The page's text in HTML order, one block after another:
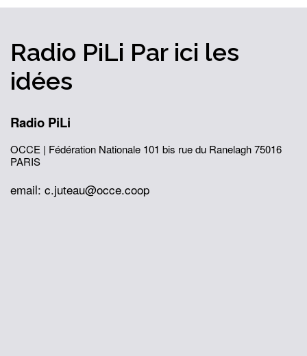
Radio PiLi Par ici les
idées
Radio PiLi
OCCE | Fédération Nationale 101 bis rue du Ranelagh75016
PARIS
email: c.juteau@occe.coop